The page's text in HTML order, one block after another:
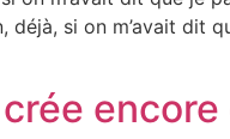
si on m’avait dit